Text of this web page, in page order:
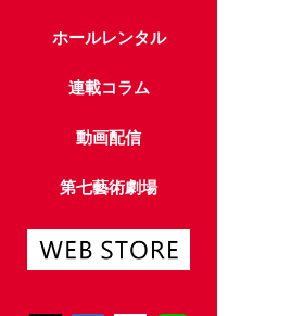
ホールレンタル
連載コラム
動画配信
第七藝術劇場